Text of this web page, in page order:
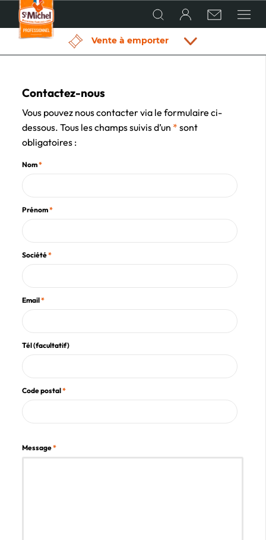
NOS PRODUITS
Vente à emporter
Contactez-nous
Vous pouvez nous contacter via le formulaire ci-
dessous. Tous les champs suivis d’un * sont
obligatoires :
Nom*
Prénom*
Société*
Email*
Tél (facultatif)
Code postal*
Message*